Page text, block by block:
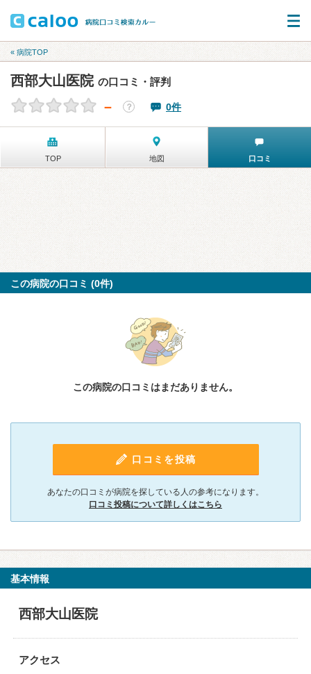
« 病院TOP
西部大山医院 の口コミ・評判
－ ？ 0件
TOP 地図 口コミ
この病院の口コミ (0件)
この病院の口コミはまだありません。
口コミを投稿
あなたの口コミが病院を探している人の参考になります。
口コミ投稿について詳しくはこちら
基本情報
西部大山医院
アクセス